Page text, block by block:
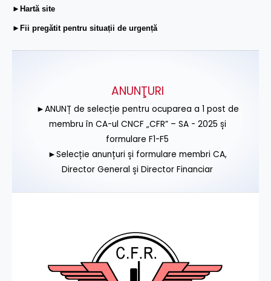
►Hartă site
►Fii pregătit pentru situații de urgență
ANUNŢURI
►ANUNȚ de selecție pentru ocuparea a 1 post de
membru în CA-ul CNCF „CFR” – SA - 2025 și
formulare F1-F5
►Selecție anunțuri și formulare membri CA,
Director General și Director Financiar